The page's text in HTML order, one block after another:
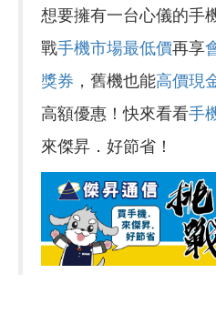
想要擁有一台心儀的手
戰手機市場最低價再享
獎券 ，舊機也能高價現
高額優惠！快來看看手
來傑昇．好節省！